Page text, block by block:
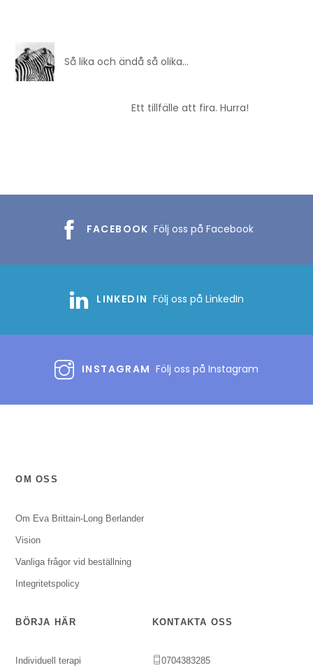
Så lika och ändå så olika…
Ett tillfälle att fira. Hurra!
FACEBOOK Följ oss på Facebook
LINKEDIN Följ oss på LinkedIn
INSTAGRAM Följ oss på Instagram
OM OSS
Om Eva Brittain-Long Berlander
Vision
Vanliga frågor vid beställning
Integritetspolicy
BÖRJA HÄR
Individuell terapi
KONTAKTA OSS
0704383285